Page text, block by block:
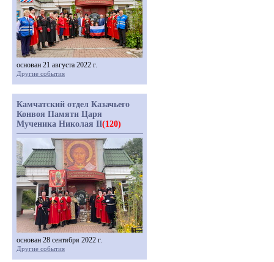
основан 21 августа 2022 г.
Другие события
Камчатский отдел Казачьего
Конвоя Памяти Царя
Мученика Николая II(120)
основан 28 сентября 2022 г.
Другие события